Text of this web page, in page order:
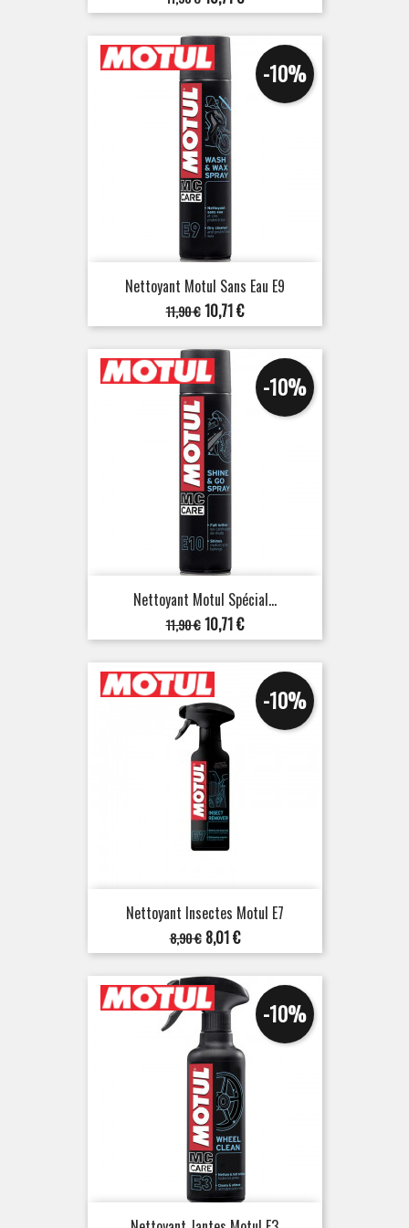
de
base
Nettoyant Motul Sans Eau E9
Prix
de
base
11,90 €
-10%
Prix
10,71 €
Nettoyant Motul Spécial...
Prix
de
base
11,90 €
-10%
Prix
10,71 €
Nettoyant Insectes Motul E7
Prix
de
base
8,90 €
-10%
Prix
8,01 €
-10%